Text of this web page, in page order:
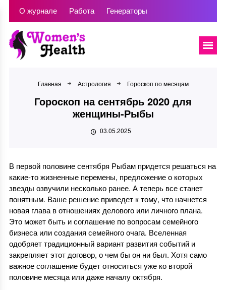
О журнале Работа Генераторы
Главная Астрология Гороскоп по месяцам
Гороскоп на сентябрь 2020 для
женщины-Рыбы
03.05.2025
В первой половине сентября Рыбам придется решаться на
какие-то жизненные перемены, предложение о которых
звезды озвучили несколько ранее. А теперь все станет
понятным. Ваше решение приведет к тому, что начнется
новая глава в отношениях делового или личного плана.
Это может быть и соглашение по вопросам семейного
бизнеса или создания семейного очага. Вселенная
одобряет традиционный вариант развития событий и
закрепляет этот договор, о чем бы он ни был. Хотя само
важное соглашение будет относиться уже ко второй
половине месяца или даже началу октября.